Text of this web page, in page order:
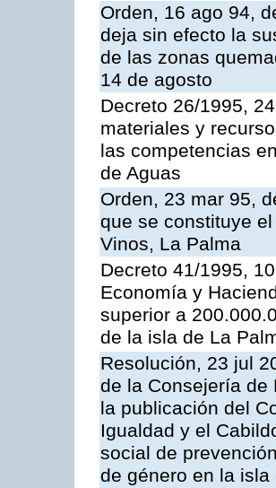
Orden, 16 ago 94,
deja sin efecto la
de las zonas
14 de agosto
Decreto 26/1995,
materiales y
las competencias
de Aguas
Orden, 23 mar 95,
que se constituye
Vinos, La Palma
Decreto 41/1995,
Economía y
superior a
de la isla de La
Resolución, 23 jul
de la Consejería de
la publicación del
Igualdad y el
social de
de género en la isla